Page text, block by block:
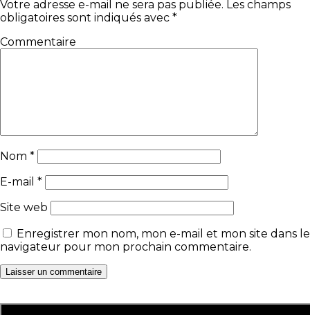
Votre adresse e-mail ne sera pas publiée. Les champs
obligatoires sont indiqués avec *
Commentaire
Nom *
E-mail *
Site web
Enregistrer mon nom, mon e-mail et mon site dans le
navigateur pour mon prochain commentaire.